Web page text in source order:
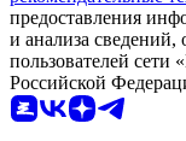
предоставления
и анализа
пользователей сети
Российской